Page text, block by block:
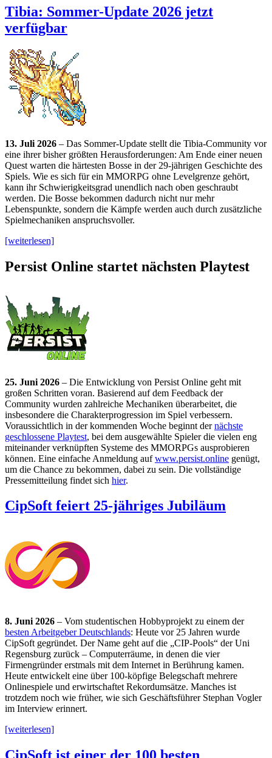
Tibia: Sommer-Update 2026 jetzt
verfügbar
13. Juli 2026 – Das Sommer-Update stellt die Tibia-Community vor
eine ihrer bisher größten Herausforderungen: Am Ende einer neuen
Quest warten die härtesten Bosse in der 29-jährigen Geschichte des
Spiels. Wie es sich für ein MMORPG ohne Levelgrenze gehört,
kann ihr Schwierigkeitsgrad unendlich nach oben geschraubt
werden. Die Bosse bekommen dadurch nicht nur mehr
Lebenspunkte, sondern die Kämpfe werden auch durch zusätzliche
Spielmechaniken anspruchsvoller.
[weiterlesen]
Persist Online startet nächsten Playtest
25. Juni 2026 – Die Entwicklung von Persist Online geht mit
großen Schritten voran. Basierend auf dem Feedback der
Community wurden zahlreiche Mechaniken überarbeitet, die
insbesondere die Charakterprogression im Spiel verbessern.
Voraussichtlich in der kommenden Woche beginnt dernächste
geschlossene Playtest, bei dem ausgewählte Spieler die vielen eng
miteinander verknüpften Systeme des MMORPGs ausprobieren
können. Eine einfache Anmeldung aufwww.persist.online genügt,
um die Chance zu bekommen, dabei zu sein. Die vollständige
Pressemitteilung findet sich hier.
CipSoft feiert 25-jähriges Jubiläum
8. Juni 2026 – Vom studentischen Hobbyprojekt zu einem der
besten Arbeitgeber Deutschlands: Heute vor 25 Jahren wurde
CipSoft gegründet. Der Name geht auf die „CIP-Pools“ der Uni
Regensburg zurück – Computerräume, in denen die vier
Firmengründer erstmals mit dem Internet in Berührung kamen.
Heute entwickelt eine über 100-köpfige Belegschaft mehrere
Onlinespiele und erwirtschaftet Rekordumsätze. Manches ist
trotzdem noch wie früher, wie sich Geschäftsführer Stephan Vogler
im Interview erinnert.
[weiterlesen]